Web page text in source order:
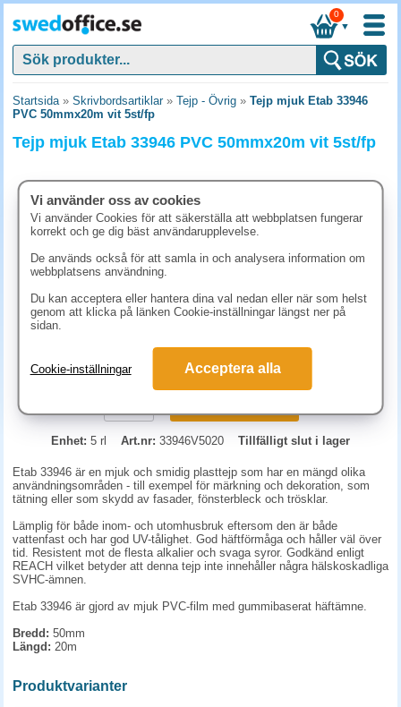
▼
0
Startsida» Skrivbordsartiklar» Tejp - Övrig » Tejp mjuk Etab 33946
PVC 50mmx20m vit 5st/fp
Tejp mjuk Etab 33946 PVC 50mmx20m vit 5st/fp
323.80 kr (inkl. moms)
Enhet: 5 rl Art.nr: 33946V5020 Tillfälligt slut i lager
Etab 33946 är en mjuk och smidig plasttejp som har en mängd olika
användningsområden - till exempel för märkning och dekoration, som
tätning eller som skydd av fasader, fönsterbleck och trösklar.
Lämplig för både inom- och utomhusbruk eftersom den är både
vattenfast och har god UV-tålighet. God häftförmåga och håller väl över
tid. Resistent mot de flesta alkalier och svaga syror. Godkänd enligt
REACH vilket betyder att denna tejp inte innehåller några hälskoskadliga
SVHC-ämnen.
Etab 33946 är gjord av mjuk PVC-film med gummibaserat häftämne.
Bredd: 50mm
Längd: 20m
Produktvarianter
Vi använder oss av cookies
Vi använder Cookies för att säkerställa att webbplatsen fungerar
korrekt och ge dig bäst användarupplevelse.
De används också för att samla in och analysera information om
webbplatsens användning.
Du kan acceptera eller hantera dina val nedan eller när som helst
genom att klicka på länken Cookie-inställningar längst ner på
sidan.
Cookie-inställningar Acceptera alla